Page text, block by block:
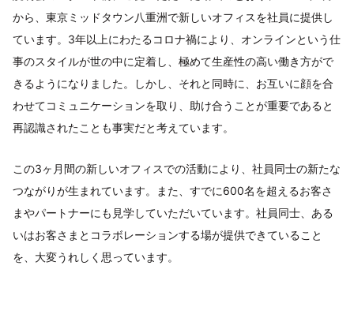
から、東京ミッドタウン八重洲で新しいオフィスを社員に提供し
ています。3年以上にわたるコロナ禍により、オンラインという仕
事のスタイルが世の中に定着し、極めて生産性の高い働き方がで
きるようになりました。しかし、それと同時に、お互いに顔を合
わせてコミュニケーションを取り、助け合うことが重要であると
再認識されたことも事実だと考えています。
この3ヶ月間の新しいオフィスでの活動により、社員同士の新たな
つながりが生まれています。また、すでに600名を超えるお客さ
まやパートナーにも見学していただいています。社員同士、ある
いはお客さまとコラボレーションする場が提供できていること
を、大変うれしく思っています。